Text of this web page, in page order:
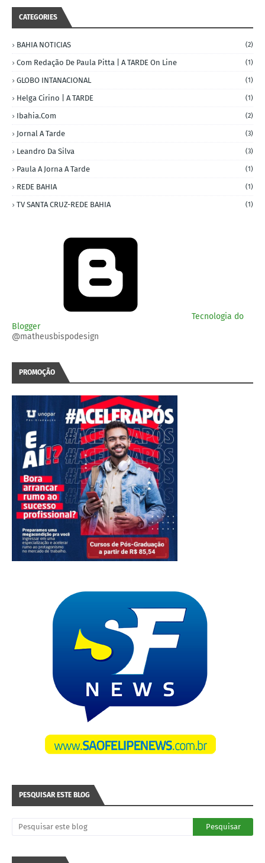
CATEGORIES
BAHIA NOTICIAS (2)
Com Redação De Paula Pitta | A TARDE On Line (1)
GLOBO INTANACIONAL (1)
Helga Cirino | A TARDE (1)
Ibahia.com (2)
Jornal A Tarde (3)
Leandro Da Silva (3)
Paula A Jorna A Tarde (1)
REDE BAHIA (1)
TV SANTA CRUZ-REDE BAHIA (1)
Tecnologia do
Blogger
@matheusbispodesign
PROMOÇÃO
PESQUISAR ESTE BLOG